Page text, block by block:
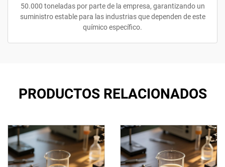
50.000 toneladas por parte de la empresa, garantizando un
suministro estable para las industrias que dependen de este
químico específico.
PRODUCTOS RELACIONADOS